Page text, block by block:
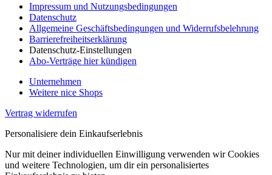
Impressum und Nutzungsbedingungen
Datenschutz
Allgemeine Geschäftsbedingungen und Widerrufsbelehrung
Barrierefreiheitserklärung
Datenschutz-Einstellungen
Abo-Verträge hier kündigen
Unternehmen
Weitere nice Shops
Vertrag widerrufen
Personalisiere dein Einkaufserlebnis
Nur mit deiner individuellen Einwilligung verwenden wir Cookies
und weitere Technologien, um dir ein personalisiertes